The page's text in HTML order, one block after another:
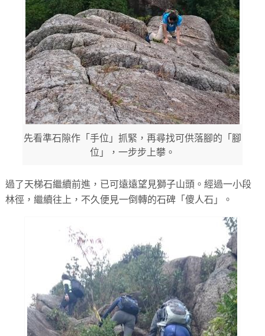
先看準石隙作「手位」抓緊，再尋找可供落腳的「腳
位」，一步步上攀。
過了天梯石繼續前進，已可遠遠望見獅子山頭。經過一小段
林徑，繼續往上，不久便見一倒轉的石碑「傻人石」。